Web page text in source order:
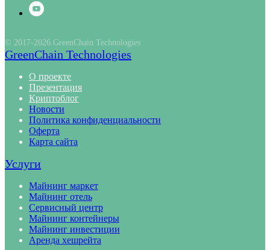
© 2017-2026 GreenChain Technologies
GreenChain Technologies
О проекте
Презентация
Криптоблог
Новости
Политика конфиденциальности
Оферта
Карта сайта
Услуги
Майнинг маркет
Майнинг отель
Сервисный центр
Майнинг контейнеры
Майнинг инвестиции
Аренда хешрейта